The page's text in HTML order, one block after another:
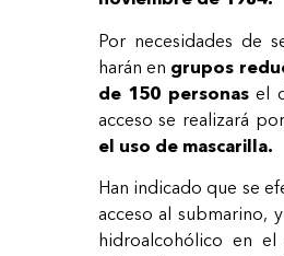
Por necesidades de
harán en grupos
de 150 personasel
acceso se realizará
el uso de mascarilla.
Han indicado que se
acceso al submarino,
hidroalcohólico en